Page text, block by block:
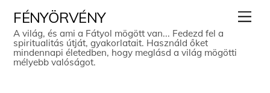
content
FÉNYÖRVÉNY
A világ, és ami a Fátyol mögött van... Fedezd fel a
spiritualitás útját, gyakorlatait. Használd őket
mindennapi életedben, hogy meglásd a világ mögötti
mélyebb valóságot.